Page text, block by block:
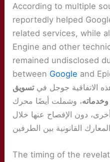
According to multiple
reportedly helped
related services, while
Engine and other
remained undisclosed
between Google and
الاتفاقية جوجل فيتسويق
وخدماته، وشملت أيضًا محرك Unreal Engine
أخرى، دون الإفصاح عنها خلال
The timing of the